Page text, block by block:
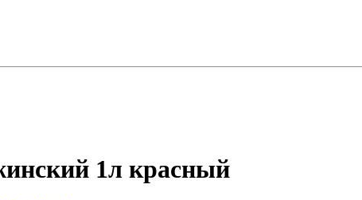
1л красный